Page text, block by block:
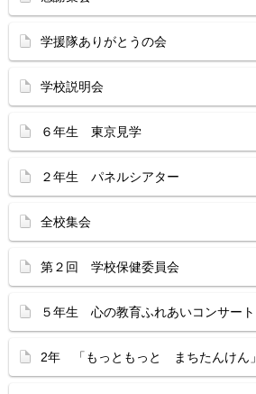
学援隊ありがとうの会
学校説明会
６年生 東京見学
２年生 パネルシアター
全校集会
第２回 学校保健委員会
５年生 心の教育ふれあいコンサート
2年 「もっともっと まちたんけん」